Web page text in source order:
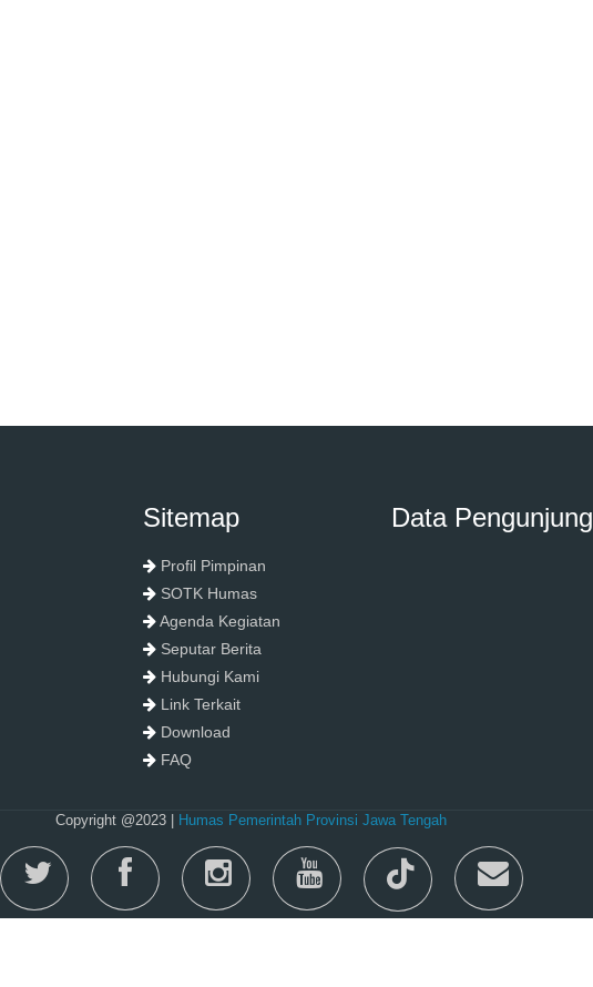
Sitemap
Profil Pimpinan
SOTK Humas
Agenda Kegiatan
Seputar Berita
Hubungi Kami
Link Terkait
Download
FAQ
Data Pengunjung
Copyright @2023 | Humas Pemerintah Provinsi Jawa Tengah